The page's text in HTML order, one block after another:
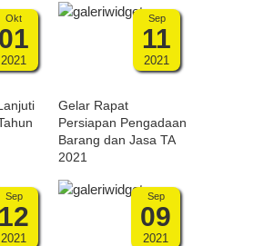
Okt
01
2021
Sep
11
2021
Gelar Rapat
Persiapan Pengadaan
Barang dan Jasa TA
2021
Sep
12
2021
Sep
09
2021